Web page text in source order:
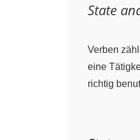
State
Verben
eine
richtig